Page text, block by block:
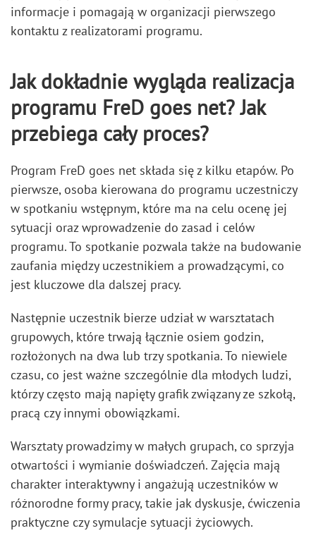
informacje i pomagają w organizacji pierwszego
kontaktu z realizatorami programu.
Jak dokładnie wygląda realizacja
programu FreD goes net? Jak
przebiega cały proces?
Program FreD goes net składa się z kilku etapów. Po
pierwsze, osoba kierowana do programu uczestniczy
w spotkaniu wstępnym, które ma na celu ocenę jej
sytuacji oraz wprowadzenie do zasad i celów
programu. To spotkanie pozwala także na budowanie
zaufania między uczestnikiem a prowadzącymi, co
jest kluczowe dla dalszej pracy.
Następnie uczestnik bierze udział w warsztatach
grupowych, które trwają łącznie osiem godzin,
rozłożonych na dwa lub trzy spotkania. To niewiele
czasu, co jest ważne szczególnie dla młodych ludzi,
którzy często mają napięty grafik związany ze szkołą,
pracą czy innymi obowiązkami.
Warsztaty prowadzimy w małych grupach, co sprzyja
otwartości i wymianie doświadczeń. Zajęcia mają
charakter interaktywny i angażują uczestników w
różnorodne formy pracy, takie jak dyskusje, ćwiczenia
praktyczne czy symulacje sytuacji życiowych.